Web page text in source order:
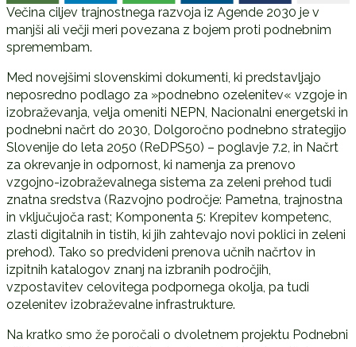
Večina ciljev trajnostnega razvoja iz Agende 2030 je v
manjši ali večji meri povezana z bojem proti podnebnim
spremembam.
Med novejšimi slovenskimi dokumenti, ki predstavljajo
neposredno podlago za »podnebno ozelenitev« vzgoje in
izobraževanja, velja omeniti NEPN, Nacionalni energetski in
podnebni načrt do 2030, Dolgoročno podnebno strategijo
Slovenije do leta 2050 (ReDPS50) – poglavje 7.2, in Načrt
za okrevanje in odpornost, ki namenja za prenovo
vzgojno-izobraževalnega sistema za zeleni prehod tudi
znatna sredstva (Razvojno področje: Pametna, trajnostna
in vključujoča rast; Komponenta 5: Krepitev kompetenc,
zlasti digitalnih in tistih, ki jih zahtevajo novi poklici in zeleni
prehod). Tako so predvideni prenova učnih načrtov in
izpitnih katalogov znanj na izbranih področjih,
vzpostavitev celovitega podpornega okolja, pa tudi
ozelenitev izobraževalne infrastrukture.
Na kratko smo že poročali o dvoletnem projektu Podnebni